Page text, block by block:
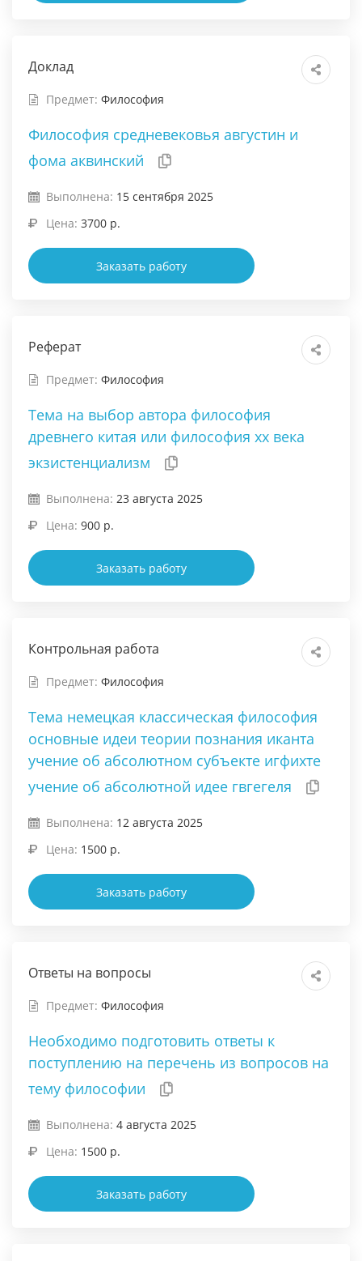
Доклад
Предмет: Философия
Философия средневековья августин и
фома аквинский
Выполнена: 15 сентября 2025
Цена: 3700 р.
Заказать работу
Реферат
Предмет: Философия
Тема на выбор автора философия
древнего китая или философия xx века
экзистенциализм
Выполнена: 23 августа 2025
Цена: 900 р.
Заказать работу
Контрольная работа
Предмет: Философия
Тема немецкая классическая философия
основные идеи теории познания иканта
учение об абсолютном субъекте игфихте
учение об абсолютной идее гвгегеля
Выполнена: 12 августа 2025
Цена: 1500 р.
Заказать работу
Ответы на вопросы
Предмет: Философия
Необходимо подготовить ответы к
поступлению на перечень из вопросов на
тему философии
Выполнена: 4 августа 2025
Цена: 1500 р.
Заказать работу